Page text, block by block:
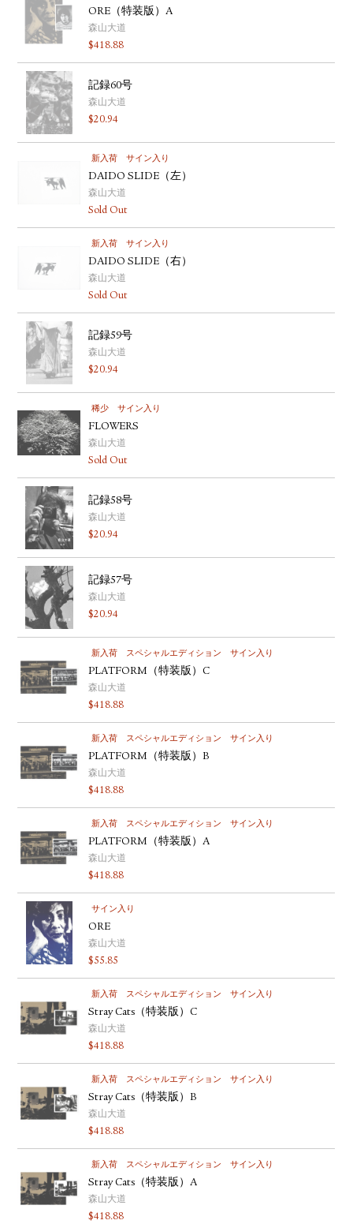
ORE（特装版）A
森山大道
$418.88
記録60号
森山大道
$20.94
新入荷 サイン入り
DAIDO SLIDE（左）
森山大道
Sold Out
新入荷 サイン入り
DAIDO SLIDE（右）
森山大道
Sold Out
記録59号
森山大道
$20.94
稀少 サイン入り
FLOWERS
森山大道
Sold Out
記録58号
森山大道
$20.94
記録57号
森山大道
$20.94
新入荷 スペシャルエディション サイン入り
PLATFORM（特装版）C
森山大道
$418.88
新入荷 スペシャルエディション サイン入り
PLATFORM（特装版）B
森山大道
$418.88
新入荷 スペシャルエディション サイン入り
PLATFORM（特装版）A
森山大道
$418.88
サイン入り
ORE
森山大道
$55.85
新入荷 スペシャルエディション サイン入り
Stray Cats（特装版）C
森山大道
$418.88
新入荷 スペシャルエディション サイン入り
Stray Cats（特装版）B
森山大道
$418.88
新入荷 スペシャルエディション サイン入り
Stray Cats（特装版）A
森山大道
$418.88